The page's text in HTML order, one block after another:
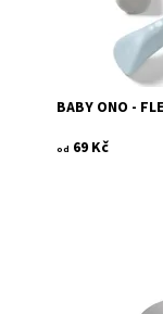
BABY ONO -
od 69 Kč